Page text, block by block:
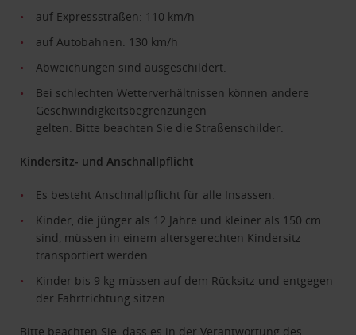
auf Expressstraßen: 110 km/h
auf Autobahnen: 130 km/h
Abweichungen sind ausgeschildert.
Bei schlechten Wetterverhältnissen können andere
Geschwindigkeitsbegrenzungen
gelten. Bitte beachten Sie die Straßenschilder.
Kindersitz- und Anschnallpflicht
Es besteht Anschnallpflicht für alle Insassen.
Kinder, die jünger als 12 Jahre und kleiner als 150 cm
sind, müssen in einem altersgerechten Kindersitz
transportiert werden.
Kinder bis 9 kg müssen auf dem Rücksitz und entgegen
der Fahrtrichtung sitzen.
Bitte beachten Sie, dass es in der Verantwortung des